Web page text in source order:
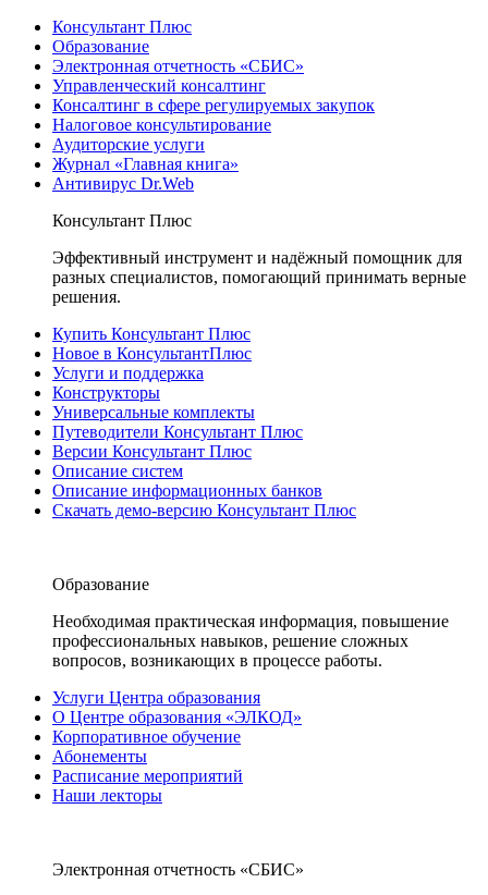
Консультант Плюс
Образование
Электронная отчетность «СБИС»
Управленческий консалтинг
Консалтинг в сфере регулируемых закупок
Налоговое консультирование
Аудиторские услуги
Журнал «Главная книга»
Антивирус Dr.Web
Консультант Плюс
Эффективный инструмент и надёжный помощник для
разных специалистов, помогающий принимать верные
решения.
Купить Консультант Плюс
Новое в КонсультантПлюс
Услуги и поддержка
Конструкторы
Универсальные комплекты
Путеводители Консультант Плюс
Версии Консультант Плюс
Описание систем
Описание информационных банков
Скачать демо-версию Консультант Плюс
Образование
Необходимая практическая информация, повышение
профессиональных навыков, решение сложных
вопросов, возникающих в процессе работы.
Услуги Центра образования
О Центре образования «ЭЛКОД»
Корпоративное обучение
Абонементы
Расписание мероприятий
Наши лекторы
Электронная отчетность «СБИС»